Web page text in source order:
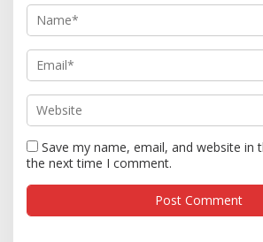
Save my name, email, and website in
the next time I comment.